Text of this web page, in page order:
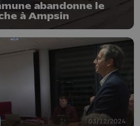
abandonne le
à Ampsin
03/12/2024